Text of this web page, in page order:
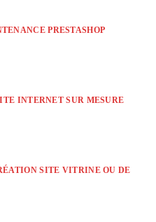
PRESTASHOP
INTERNET SUR MESURE
SITE VITRINE OU DE